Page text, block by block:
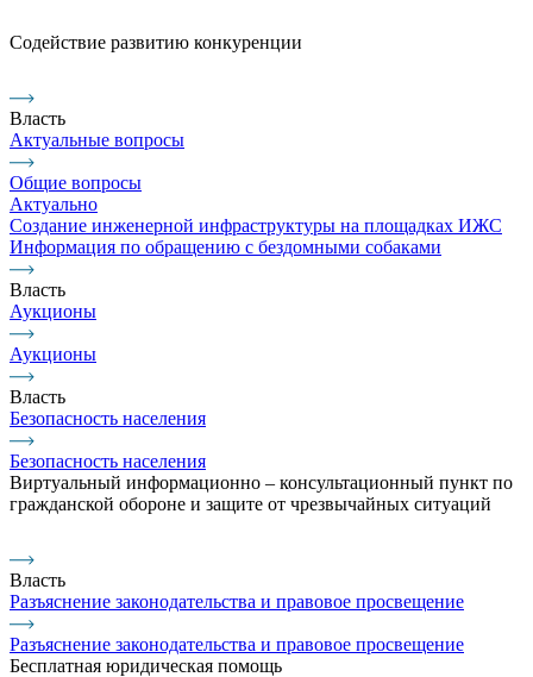
Содействие развитию конкуренции
Власть
Актуальные вопросы
Общие вопросы
Актуально
Создание инженерной инфраструктуры на площадках ИЖС
Информация по обращению с бездомными собаками
Власть
Аукционы
Аукционы
Власть
Безопасность населения
Безопасность населения
Виртуальный информационно – консультационный пункт по
гражданской обороне и защите от чрезвычайных ситуаций
Власть
Разъяснение законодательства и правовое просвещение
Разъяснение законодательства и правовое просвещение
Бесплатная юридическая помощь